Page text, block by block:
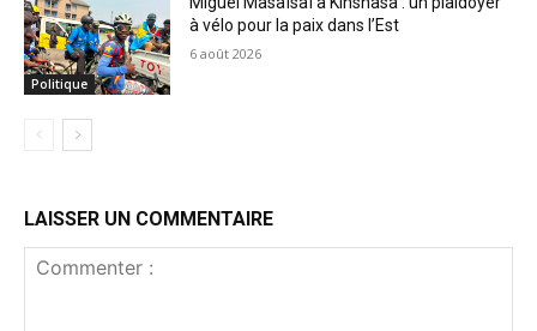
Politique
à vélo pour la paix dans l’Est
6 août 2026
LAISSER UN COMMENTAIRE